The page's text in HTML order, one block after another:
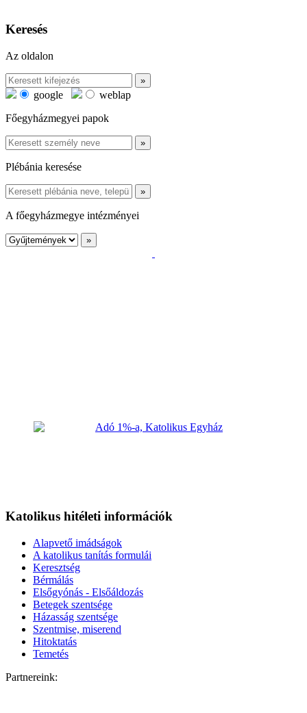
Keresés
Az oldalon
google
weblap
Főegyházmegyei papok
Plébánia keresése
A főegyházmegye intézményei
Katolikus hitéleti információk
Alapvető imádságok
A katolikus tanítás formulái
Keresztség
Bérmálás
Elsőgyónás - Elsőáldozás
Betegek szentsége
Házasság szentsége
Szentmise, miserend
Hitoktatás
Temetés
Partnereink: